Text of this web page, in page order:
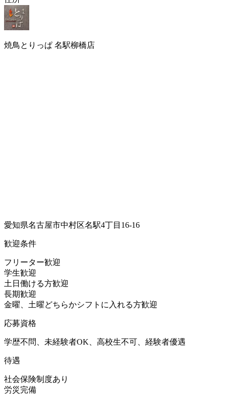
焼鳥とりっぱ 名駅柳橋店
愛知県名古屋市中村区名駅4丁目16-16
歓迎条件
フリーター歓迎
学生歓迎
土日働ける方歓迎
長期歓迎
金曜、土曜どちらかシフトに入れる方歓迎
応募資格
学歴不問、未経験者OK、高校生不可、経験者優遇
待遇
社会保険制度あり
労災完備